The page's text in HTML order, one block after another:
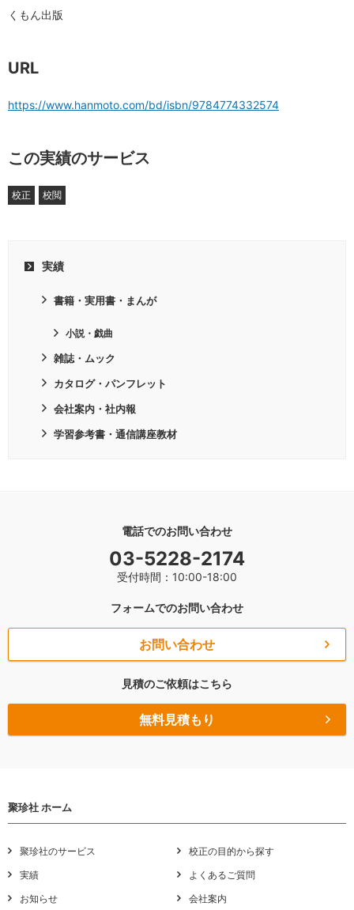
くもん出版
URL
https://www.hanmoto.com/bd/isbn/9784774332574
この実績のサービス
校正 校閲
実績
書籍・実用書・まんが
小説・戯曲
雑誌・ムック
カタログ・パンフレット
会社案内・社内報
学習参考書・通信講座教材
電話でのお問い合わせ
03-5228-2174
受付時間：10:00-18:00
フォームでのお問い合わせ
お問い合わせ
見積のご依頼はこちら
無料見積もり
聚珍社 ホーム
聚珍社のサービス
校正の目的から探す
実績
よくあるご質問
お知らせ
会社案内